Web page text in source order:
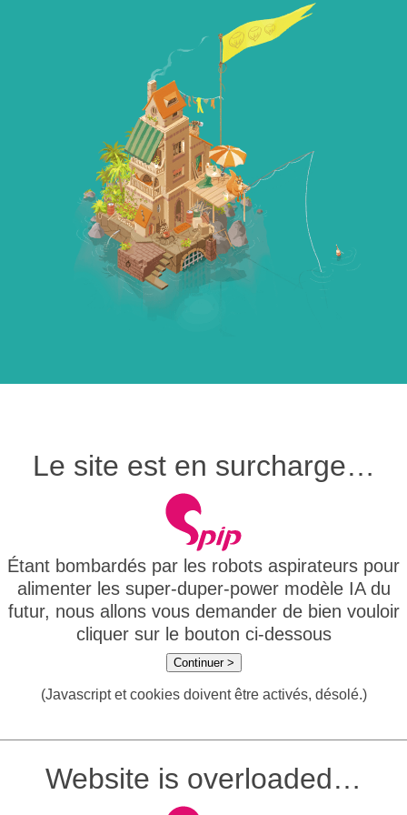
Le site est en surcharge…
Étant bombardés par les robots aspirateurs pour
alimenter les super-duper-power modèle IA du
futur, nous allons vous demander de bien vouloir
cliquer sur le bouton ci-dessous
Continuer >
(Javascript et cookies doivent être activés, désolé.)
Website is overloaded…